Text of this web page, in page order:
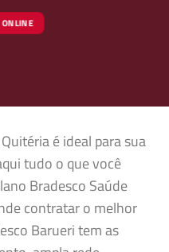
ONLINE
é ideal para sua
tudo o que você
Bradesco Saúde
contratar o melhor
Barueri tem as